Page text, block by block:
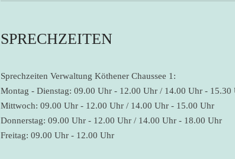
SPRECHZEITEN
Sprechzeiten Verwaltung Köthener Chaussee 1:
Montag - Dienstag: 09.00 Uhr - 12.00 Uhr / 14.00 Uhr - 15.30
Mittwoch: 09.00 Uhr - 12.00 Uhr / 14.00 Uhr - 15.00 Uhr
Donnerstag: 09.00 Uhr - 12.00 Uhr / 14.00 Uhr - 18.00 Uhr
Freitag: 09.00 Uhr - 12.00 Uhr